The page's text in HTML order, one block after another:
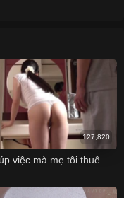
Chị giúp việc mà mẹ tôi thuê về vừa trẻ vừa dâm vl
127,820